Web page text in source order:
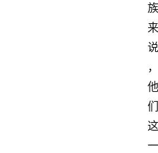
族
来
说
，
他
们
这
一